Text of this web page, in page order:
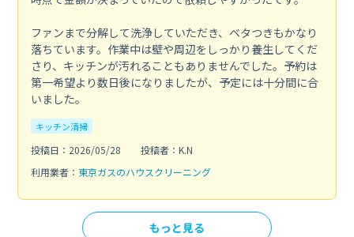
ファンまで分解して洗浄していただき、ベタつきもかなり
落ちています。作業中は壁や周辺をしっかり養生してくだ
さり、キッチンが汚れることもありませんでした。予約は
第一希望より数日後になりましたが、予定には十分間に合
いました。
キッチン清掃
投稿日：2026/05/28
投稿者：K.N
利用業者： 東京ガスのハウスクリーニング
もっと見る